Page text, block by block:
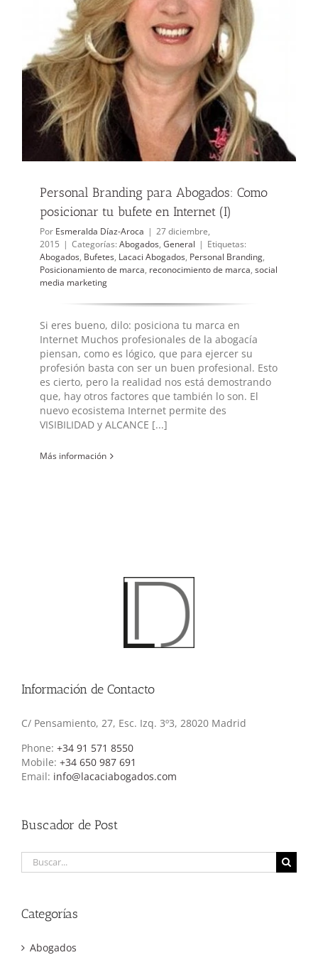
Personal Branding para Abogados: Como
posicionar tu bufete en Internet (I)
Por Esmeralda Díaz-Aroca | 27 diciembre,
2015 | Categorías: Abogados, General | Etiquetas:
Abogados, Bufetes, Lacaci Abogados, Personal Branding,
Posicionamiento de marca, reconocimiento de marca, social
media marketing
Si eres bueno, dilo: posiciona tu marca en
Internet Muchos profesionales de la abogacía
piensan, como es lógico, que para ejercer su
profesión basta con ser un buen profesional. Esto
es cierto, pero la realidad nos está demostrando
que, hay otros factores que también lo son. El
nuevo ecosistema Internet permite des
VISIBILIDAD y ALCANCE [...]
Más información
Información de Contacto
C/ Pensamiento, 27, Esc. Izq. 3º3, 28020 Madrid
Phone: +34 91 571 8550
Mobile: +34 650 987 691
Email: info@lacaciabogados.com
Buscador de Post
Buscar:
Categorías
Abogados